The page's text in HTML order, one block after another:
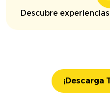
Descubre
¡Descarga